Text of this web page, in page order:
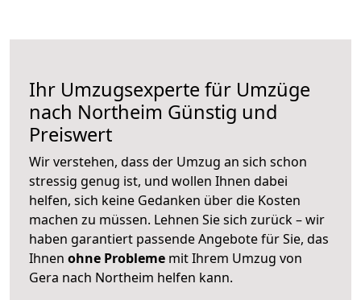
Ihr Umzugsexperte für Umzüge
nach Northeim Günstig und
Preiswert
Wir verstehen, dass der Umzug an sich schon
stressig genug ist, und wollen Ihnen dabei
helfen, sich keine Gedanken über die Kosten
machen zu müssen. Lehnen Sie sich zurück – wir
haben garantiert passende Angebote für Sie, das
Ihnen ohne Probleme mit Ihrem Umzug von
Gera nach Northeim helfen kann.